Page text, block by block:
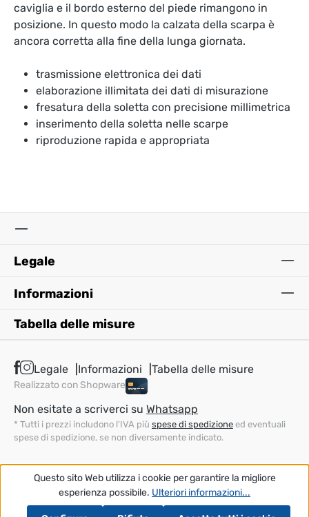
caviglia e il bordo esterno del piede rimangono in
posizione. In questo modo la calzata della scarpa è
ancora corretta alla fine della lunga giornata.
trasmissione elettronica dei dati
elaborazione illimitata dei dati di misurazione
fresatura della soletta con precisione millimetrica
inserimento della soletta nelle scarpe
riproduzione rapida e appropriata
Legale
Informazioni
Tabella delle misure
Legale Informazioni Tabella delle misure
Realizzato con Shopware
Non esitate a scriverci su Whatsapp
* Tutti i prezzi includono l'IVA più spese di spedizione ed eventuali
spese di spedizione, se non diversamente indicato.
Questo sito Web utilizza i cookie per garantire la migliore
esperienza possibile. Ulteriori informazioni...